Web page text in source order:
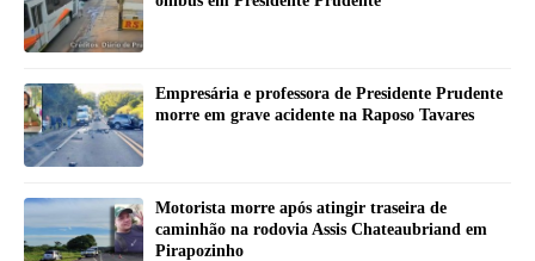
Empresária e professora de Presidente Prudente
morre em grave acidente na Raposo Tavares
Motorista morre após atingir traseira de
caminhão na rodovia Assis Chateaubriand em
Pirapozinho